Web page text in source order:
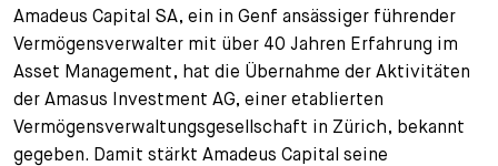
Substituten
Kurzpraktikanten
Administration
Bewerbungsprozess
Fragen und Antworten
Spontanbewerbung
Ihre Karriere
Ihre Karriere bei uns
Amadeus Capital SA, ein in Genf ansässiger führender
Vermögensverwalter mit über 40 Jahren Erfahrung im
Asset Management, hat die Übernahme der Aktivitäten
der Amasus Investment AG, einer etablierten
Vermögensverwaltungsgesellschaft in Zürich, bekannt
gegeben. Damit stärkt Amadeus Capital seine